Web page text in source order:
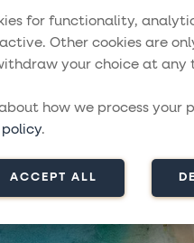
for functionality,
Other cookies are
your choice at any
how we process your
.
ACCEPT ALL